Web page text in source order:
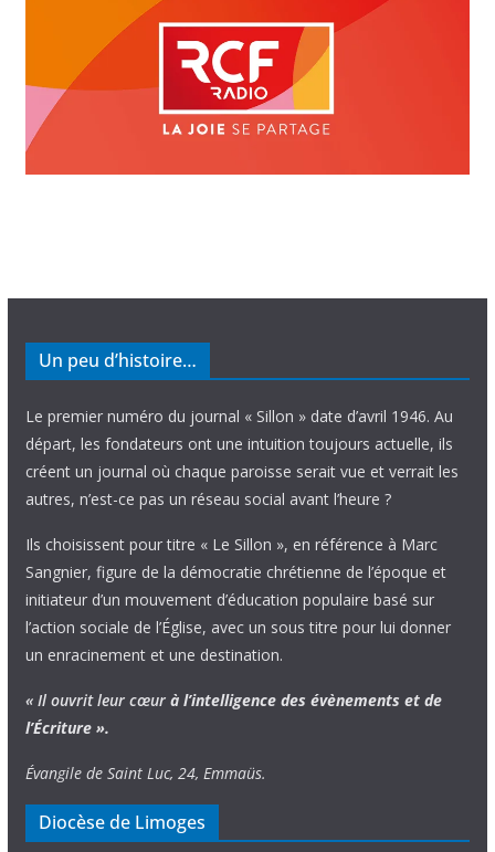
Un peu d’histoire…
Le premier numéro du journal « Sillon » date d’avril 1946. Au
départ, les fondateurs ont une intuition toujours actuelle, ils
créent un journal où chaque paroisse serait vue et verrait les
autres, n’est-ce pas un réseau social avant l’heure ?
Ils choisissent pour titre « Le Sillon », en référence à Marc
Sangnier, figure de la démocratie chrétienne de l’époque et
initiateur d’un mouvement d’éducation populaire basé sur
l’action sociale de l’Église, avec un sous titre pour lui donner
un enracinement et une destination.
« Il ouvrit leur cœur à l’intelligence des évènements et de
l’Écriture ».
Évangile de Saint Luc, 24, Emmaüs.
Diocèse de Limoges